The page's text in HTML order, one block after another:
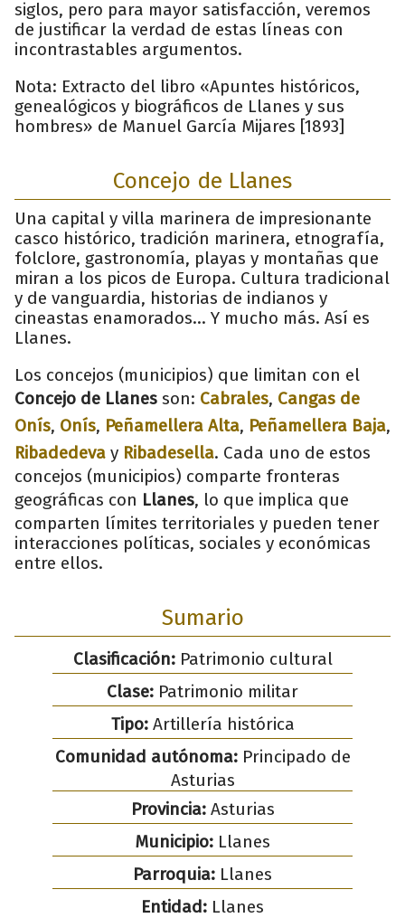
siglos, pero para mayor satisfacción, veremos
de justificar la verdad de estas líneas con
incontrastables argumentos.
Nota: Extracto del libro «Apuntes históricos,
genealógicos y biográficos de Llanes y sus
hombres» de Manuel García Mijares [1893]
Concejo de Llanes
Una capital y villa marinera de impresionante
casco histórico, tradición marinera, etnografía,
folclore, gastronomía, playas y montañas que
miran a los picos de Europa. Cultura tradicional
y de vanguardia, historias de indianos y
cineastas enamorados... Y mucho más. Así es
Llanes.
Los concejos (municipios) que limitan con el
Concejo de Llanes son: Cabrales, Cangas de
Onís, Onís, Peñamellera Alta, Peñamellera Baja,
Ribadedeva y Ribadesella. Cada uno de estos
concejos (municipios) comparte fronteras
geográficas con Llanes, lo que implica que
comparten límites territoriales y pueden tener
interacciones políticas, sociales y económicas
entre ellos.
Sumario
Clasificación:Patrimonio cultural
Clase: Patrimonio militar
Tipo:Artillería histórica
Comunidad autónoma:Principado de
Asturias
Provincia:Asturias
Municipio: Llanes
Parroquia: Llanes
Entidad: Llanes